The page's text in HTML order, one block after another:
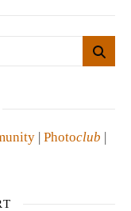
| Photoclub |